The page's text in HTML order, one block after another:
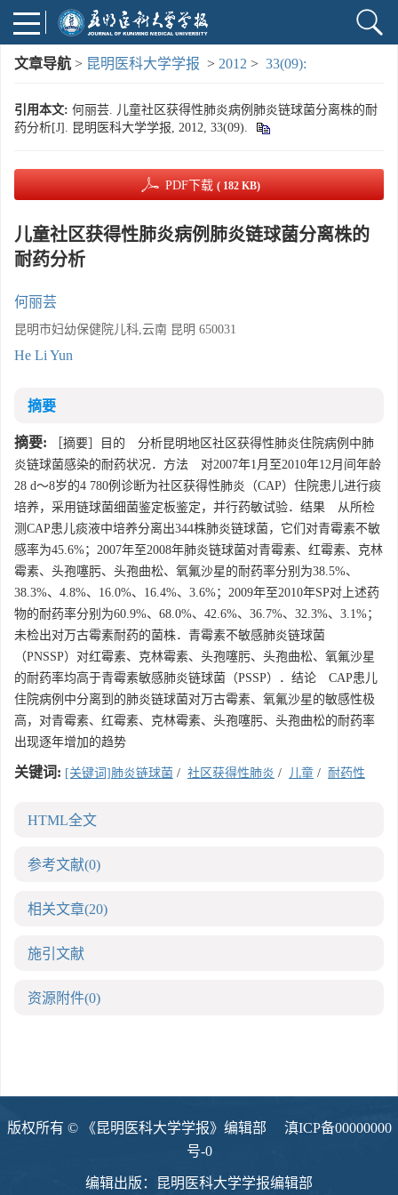
文章导航 > 昆明医科大学学报 > 2012 > 33(09):
引用本文: 何丽芸. 儿童社区获得性肺炎病例肺炎链球菌分离株的耐
药分析[J]. 昆明医科大学学报, 2012, 33(09).
PDF下载 ( 182 KB)
儿童社区获得性肺炎病例肺炎链球菌分离株的
耐药分析
何丽芸
昆明市妇幼保健院儿科,云南 昆明 650031
He Li Yun
摘要
摘要: ［摘要］目的 分析昆明地区社区获得性肺炎住院病例中肺
炎链球菌感染的耐药状况．方法 对2007年1月至2010年12月间年龄
28 d～8岁的4 780例诊断为社区获得性肺炎（CAP）住院患儿进行痰
培养，采用链球菌细菌鉴定板鉴定，并行药敏试验．结果 从所检
测CAP患儿痰液中培养分离出344株肺炎链球菌，它们对青霉素不敏
感率为45.6%；2007年至2008年肺炎链球菌对青霉素、红霉素、克林
霉素、头孢噻肟、头孢曲松、氧氟沙星的耐药率分别为38.5%、
38.3%、4.8%、16.0%、16.4%、3.6%；2009年至2010年SP对上述药
物的耐药率分别为60.9%、68.0%、42.6%、36.7%、32.3%、3.1%；
未检出对万古霉素耐药的菌株．青霉素不敏感肺炎链球菌
（PNSSP）对红霉素、克林霉素、头孢噻肟、头孢曲松、氧氟沙星
的耐药率均高于青霉素敏感肺炎链球菌（PSSP）．结论 CAP患儿
住院病例中分离到的肺炎链球菌对万古霉素、氧氟沙星的敏感性极
高，对青霉素、红霉素、克林霉素、头孢噻肟、头孢曲松的耐药率
出现逐年增加的趋势
关键词: [关键词]肺炎链球菌 / 社区获得性肺炎 / 儿童 / 耐药性
HTML全文
参考文献(0)
相关文章(20)
施引文献
资源附件(0)
版权所有 © 《昆明医科大学学报》编辑部 滇ICP备00000000
号-0
编辑出版：昆明医科大学学报编辑部